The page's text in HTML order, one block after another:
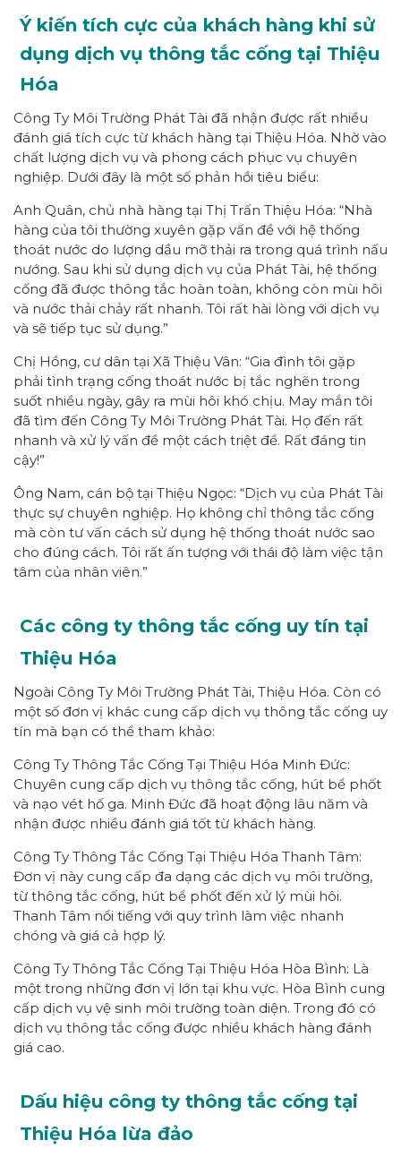
Ý kiến tích cực của khách hàng khi sử
dụng dịch vụ thông tắc cống tại Thiệu
Hóa
Công Ty Môi Trường Phát Tài đã nhận được rất nhiều
đánh giá tích cực từ khách hàng tại Thiệu Hóa. Nhờ vào
chất lượng dịch vụ và phong cách phục vụ chuyên
nghiệp. Dưới đây là một số phản hồi tiêu biểu:
Anh Quân, chủ nhà hàng tại Thị Trấn Thiệu Hóa: “Nhà
hàng của tôi thường xuyên gặp vấn đề với hệ thống
thoát nước do lượng dầu mỡ thải ra trong quá trình nấu
nướng. Sau khi sử dụng dịch vụ của Phát Tài, hệ thống
cống đã được thông tắc hoàn toàn, không còn mùi hôi
và nước thải chảy rất nhanh. Tôi rất hài lòng với dịch vụ
và sẽ tiếp tục sử dụng.”
Chị Hồng, cư dân tại Xã Thiệu Vân: “Gia đình tôi gặp
phải tình trạng cống thoát nước bị tắc nghẽn trong
suốt nhiều ngày, gây ra mùi hôi khó chịu. May mắn tôi
đã tìm đến Công Ty Môi Trường Phát Tài. Họ đến rất
nhanh và xử lý vấn đề một cách triệt để. Rất đáng tin
cậy!”
Ông Nam, cán bộ tại Thiệu Ngọc: “Dịch vụ của Phát Tài
thực sự chuyên nghiệp. Họ không chỉ thông tắc cống
mà còn tư vấn cách sử dụng hệ thống thoát nước sao
cho đúng cách. Tôi rất ấn tượng với thái độ làm việc tận
tâm của nhân viên.”
Các công ty thông tắc cống uy tín tại
Thiệu Hóa
Ngoài Công Ty Môi Trường Phát Tài, Thiệu Hóa. Còn có
một số đơn vị khác cung cấp dịch vụ thông tắc cống uy
tín mà bạn có thể tham khảo:
Công Ty Thông Tắc Cống Tại Thiệu Hóa Minh Đức:
Chuyên cung cấp dịch vụ thông tắc cống, hút bể phốt
và nạo vét hố ga. Minh Đức đã hoạt động lâu năm và
nhận được nhiều đánh giá tốt từ khách hàng.
Công Ty Thông Tắc Cống Tại Thiệu Hóa Thanh Tâm:
Đơn vị này cung cấp đa dạng các dịch vụ môi trường,
từ thông tắc cống, hút bể phốt đến xử lý mùi hôi.
Thanh Tâm nổi tiếng với quy trình làm việc nhanh
chóng và giá cả hợp lý.
Công Ty Thông Tắc Cống Tại Thiệu Hóa Hòa Bình: Là
một trong những đơn vị lớn tại khu vực. Hòa Bình cung
cấp dịch vụ vệ sinh môi trường toàn diện. Trong đó có
dịch vụ thông tắc cống được nhiều khách hàng đánh
giá cao.
Dấu hiệu công ty thông tắc cống tại
Thiệu Hóa lừa đảo